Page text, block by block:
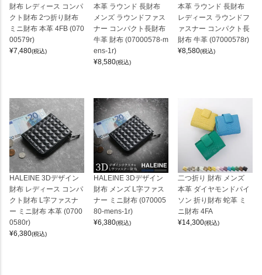
財布 レディース コンパ
クト財布 2つ折り財布
ミニ財布 本革 4FB (070
00579r)
¥7,480(税込)
本革 ラウンド 長財布
メンズ ラウンドファス
ナー コンパクト長財布
牛革 財布 (07000578-m
ens-1r)
¥8,580(税込)
本革 ラウンド 長財布
レディース ラウンドフ
ァスナー コンパクト長
財布 牛革 (07000578r)
¥8,580(税込)
HALEINE 3Dデザイン
財布 レディース コンパ
クト財布 L字ファスナ
ー ミニ財布 本革 (0700
0580r)
¥6,380(税込)
HALEINE 3Dデザイン
財布 メンズ L字ファス
ナー ミニ財布 (070005
80-mens-1r)
¥6,380(税込)
二つ折り 財布 メンズ
本革 ダイヤモンドパイ
ソン 折り財布 蛇革 ミ
ニ財布 4FA
¥14,300(税込)